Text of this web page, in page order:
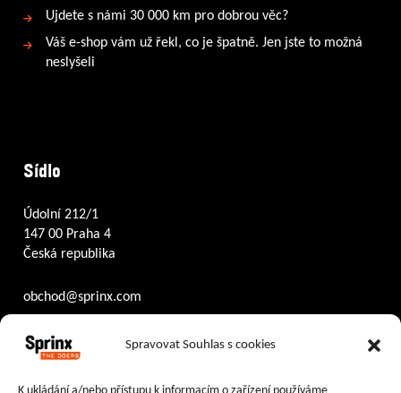
Spravovat Souhlas s cookies
Ujdete s námi 30 000 km pro dobrou věc?
Váš e-shop vám už řekl, co je špatně. Jen jste to možná
neslyšeli
Sídlo
Údolní 212/1
147 00 Praha 4
Česká republika
obchod@sprinx.com
Otevírací doba recepce:
PO – ČT8:30 – 17:30